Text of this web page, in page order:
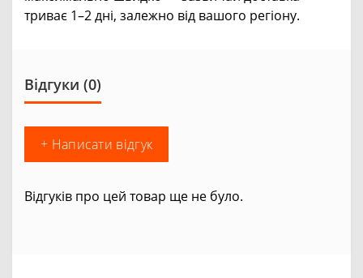
триває 1–2 дні, залежно від вашого регіону.
Відгуки (0)
+ Написати відгук
Відгуків про цей товар ще не було.